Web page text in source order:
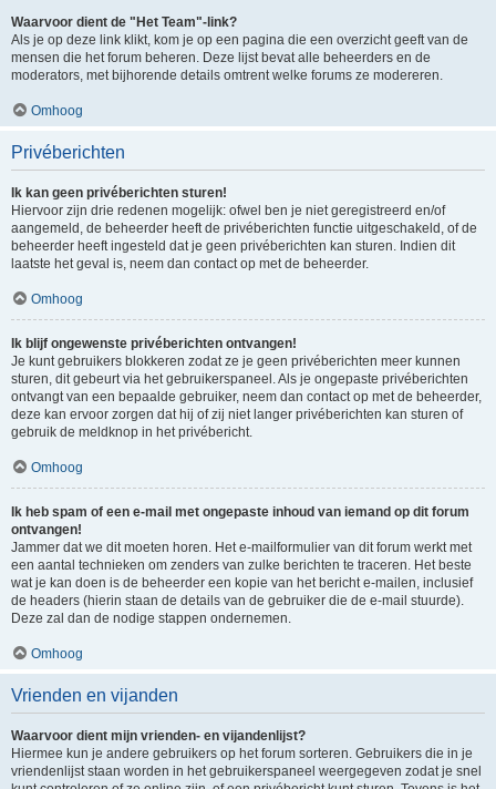
Waarvoor dient de "Het Team"-link?
Als je op deze link klikt, kom je op een pagina die een overzicht geeft van de
mensen die het forum beheren. Deze lijst bevat alle beheerders en de
moderators, met bijhorende details omtrent welke forums ze modereren.
Omhoog
Privéberichten
Ik kan geen privéberichten sturen!
Hiervoor zijn drie redenen mogelijk: ofwel ben je niet geregistreerd en/of
aangemeld, de beheerder heeft de privéberichten functie uitgeschakeld, of de
beheerder heeft ingesteld dat je geen privéberichten kan sturen. Indien dit
laatste het geval is, neem dan contact op met de beheerder.
Omhoog
Ik blijf ongewenste privéberichten ontvangen!
Je kunt gebruikers blokkeren zodat ze je geen privéberichten meer kunnen
sturen, dit gebeurt via het gebruikerspaneel. Als je ongepaste privéberichten
ontvangt van een bepaalde gebruiker, neem dan contact op met de beheerder,
deze kan ervoor zorgen dat hij of zij niet langer privéberichten kan sturen of
gebruik de meldknop in het privébericht.
Omhoog
Ik heb spam of een e-mail met ongepaste inhoud van iemand op dit forum
ontvangen!
Jammer dat we dit moeten horen. Het e-mailformulier van dit forum werkt met
een aantal technieken om zenders van zulke berichten te traceren. Het beste
wat je kan doen is de beheerder een kopie van het bericht e-mailen, inclusief
de headers (hierin staan de details van de gebruiker die de e-mail stuurde).
Deze zal dan de nodige stappen ondernemen.
Omhoog
Vrienden en vijanden
Waarvoor dient mijn vrienden- en vijandenlijst?
Hiermee kun je andere gebruikers op het forum sorteren. Gebruikers die in je
vriendenlijst staan worden in het gebruikerspaneel weergegeven zodat je snel